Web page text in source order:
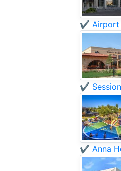
✔️ Airport
✔️
✔️ Anna